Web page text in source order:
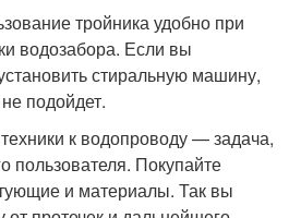
тройника удобно при
водозабора. Если вы
стиральную машину,
подойдет.
к водопроводу — задача,
пользователя. Покупайте
и материалы. Так вы